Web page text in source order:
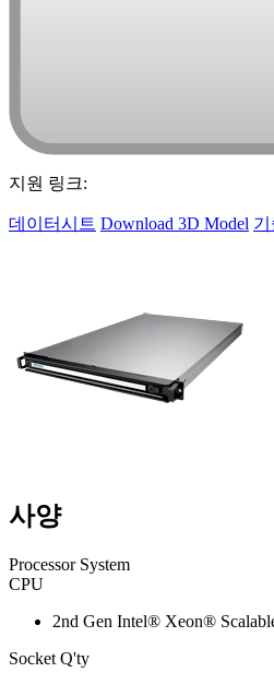
지원 링크:
데이터시트 Download 3D Model
사양
Processor System
CPU
2nd Gen Intel® Xeon®
Socket Q'ty